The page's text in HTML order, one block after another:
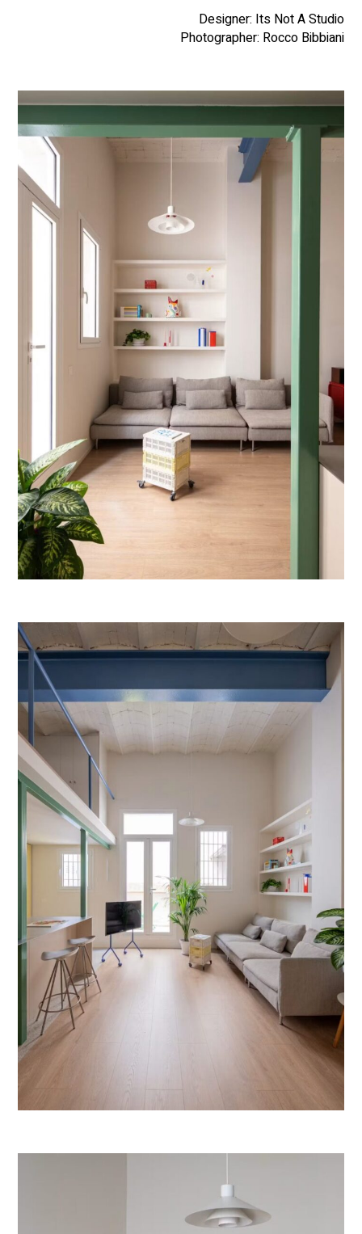
Designer: Its Not A Studio
Photographer: Rocco Bibbiani